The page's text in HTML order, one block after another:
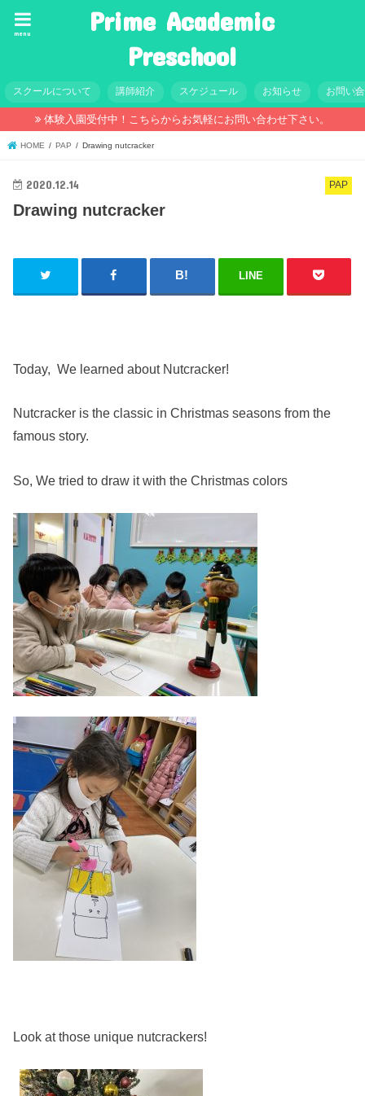
Prime Academic
Preschool
menu
スクールについて 講師紹介 スケジュール お知らせ お問い
体験入園受付中！こちらからお気軽にお問い合わせ下さい。
HOME PAP Drawing nutcracker
PAP
2020.12.14
Drawing nutcracker
LINE
Today, We learned about Nutcracker!
Nutcracker is the classic in Christmas seasons from the
famous story.
So, We tried to draw it with the Christmas colors
Look at those unique nutcrackers!